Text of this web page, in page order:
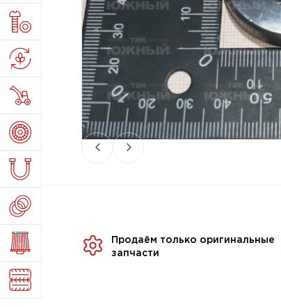
Продаём только оригинальные
запчасти